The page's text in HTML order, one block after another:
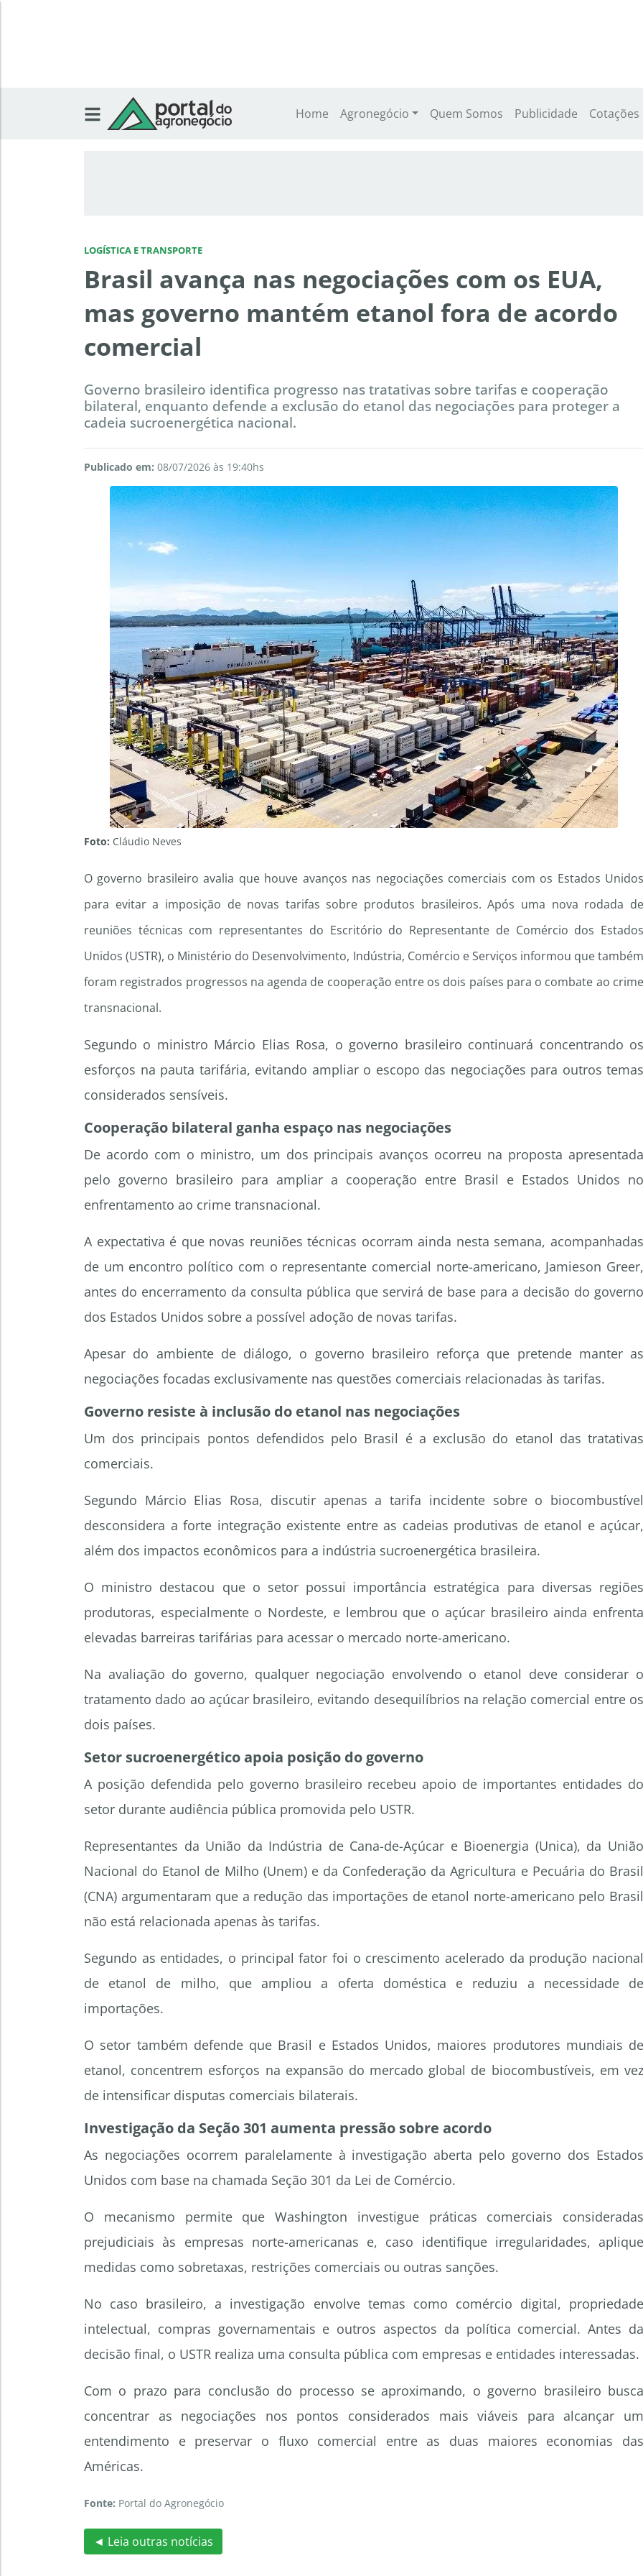
Home Agronegócio Quem Somos Publicidade Cotações
LOGÍSTICA E TRANSPORTE
Brasil avança nas negociações com os EUA,
mas governo mantém etanol fora de acordo
comercial
Governo brasileiro identifica progresso nas tratativas sobre tarifas e cooperação
bilateral, enquanto defende a exclusão do etanol das negociações para proteger a
cadeia sucroenergética nacional.
Publicado em: 08/07/2026 às 19:40hs
Foto: Cláudio Neves
O governo brasileiro avalia que houve avanços nas negociações comerciais com os Estados Unidos
para evitar a imposição de novas tarifas sobre produtos brasileiros. Após uma nova rodada de
reuniões técnicas com representantes do Escritório do Representante de Comércio dos Estados
Unidos (USTR), o Ministério do Desenvolvimento, Indústria, Comércio e Serviços informou que também
foram registrados progressos na agenda de cooperação entre os dois países para o combate ao crime
transnacional.
Segundo o ministro Márcio Elias Rosa, o governo brasileiro continuará concentrando os
esforços na pauta tarifária, evitando ampliar o escopo das negociações para outros temas
considerados sensíveis.
Cooperação bilateral ganha espaço nas negociações
De acordo com o ministro, um dos principais avanços ocorreu na proposta apresentada
pelo governo brasileiro para ampliar a cooperação entre Brasil e Estados Unidos no
enfrentamento ao crime transnacional.
A expectativa é que novas reuniões técnicas ocorram ainda nesta semana, acompanhadas
de um encontro político com o representante comercial norte-americano, Jamieson Greer,
antes do encerramento da consulta pública que servirá de base para a decisão do governo
dos Estados Unidos sobre a possível adoção de novas tarifas.
Apesar do ambiente de diálogo, o governo brasileiro reforça que pretende manter as
negociações focadas exclusivamente nas questões comerciais relacionadas às tarifas.
Governo resiste à inclusão do etanol nas negociações
Um dos principais pontos defendidos pelo Brasil é a exclusão do etanol das tratativas
comerciais.
Segundo Márcio Elias Rosa, discutir apenas a tarifa incidente sobre o biocombustível
desconsidera a forte integração existente entre as cadeias produtivas de etanol e açúcar,
além dos impactos econômicos para a indústria sucroenergética brasileira.
O ministro destacou que o setor possui importância estratégica para diversas regiões
produtoras, especialmente o Nordeste, e lembrou que o açúcar brasileiro ainda enfrenta
elevadas barreiras tarifárias para acessar o mercado norte-americano.
Na avaliação do governo, qualquer negociação envolvendo o etanol deve considerar o
tratamento dado ao açúcar brasileiro, evitando desequilíbrios na relação comercial entre os
dois países.
Setor sucroenergético apoia posição do governo
A posição defendida pelo governo brasileiro recebeu apoio de importantes entidades do
setor durante audiência pública promovida pelo USTR.
Representantes da União da Indústria de Cana-de-Açúcar e Bioenergia (Unica), da União
Nacional do Etanol de Milho (Unem) e da Confederação da Agricultura e Pecuária do Brasil
(CNA) argumentaram que a redução das importações de etanol norte-americano pelo Brasil
não está relacionada apenas às tarifas.
Segundo as entidades, o principal fator foi o crescimento acelerado da produção nacional
de etanol de milho, que ampliou a oferta doméstica e reduziu a necessidade de
importações.
O setor também defende que Brasil e Estados Unidos, maiores produtores mundiais de
etanol, concentrem esforços na expansão do mercado global de biocombustíveis, em vez
de intensificar disputas comerciais bilaterais.
Investigação da Seção 301 aumenta pressão sobre acordo
As negociações ocorrem paralelamente à investigação aberta pelo governo dos Estados
Unidos com base na chamada Seção 301 da Lei de Comércio.
O mecanismo permite que Washington investigue práticas comerciais consideradas
prejudiciais às empresas norte-americanas e, caso identifique irregularidades, aplique
medidas como sobretaxas, restrições comerciais ou outras sanções.
No caso brasileiro, a investigação envolve temas como comércio digital, propriedade
intelectual, compras governamentais e outros aspectos da política comercial. Antes da
decisão final, o USTR realiza uma consulta pública com empresas e entidades interessadas.
Com o prazo para conclusão do processo se aproximando, o governo brasileiro busca
concentrar as negociações nos pontos considerados mais viáveis para alcançar um
entendimento e preservar o fluxo comercial entre as duas maiores economias das
Américas.
Fonte: Portal do Agronegócio
◄ Leia outras notícias